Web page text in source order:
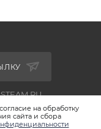
на обработку
сайта и сбора